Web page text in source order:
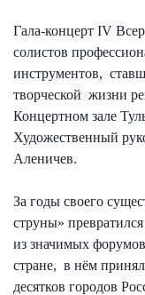
Гала-концерт IV
солистов
инструментов,
творческой жизни
Концертном зале
Художественный
Аленичев.
За годы своего
струны»
из значимых
стране, в нём
десятков городов